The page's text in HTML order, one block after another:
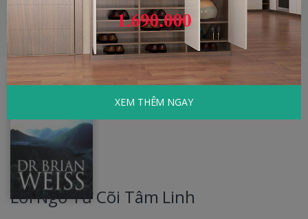
HOME Văn Hóa - Tôn Giáo
Lời Ngỏ Từ Cõi
Tâm Linh
Lời Ngỏ Từ Cõi Tâm Linh
XEM THÊM NGAY